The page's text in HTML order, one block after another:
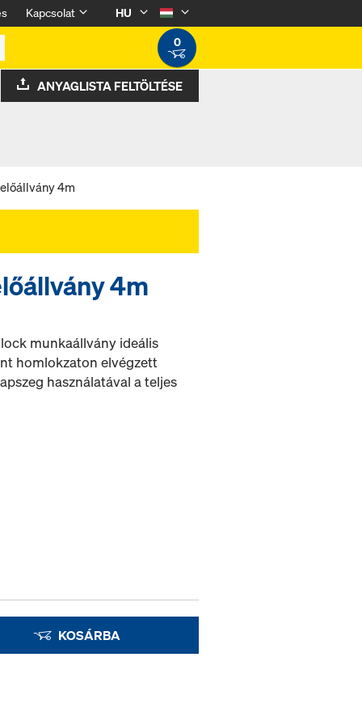
Kapcsolat
HU
0
ANYAGLISTA FELTÖLTÉSE
4m
4m
munkaállvány ideális
homlokzaton elvégzett
használatával a teljes
KOSÁRBA